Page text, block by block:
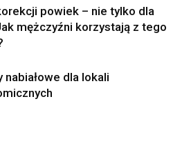
powiek – nie tylko dla
mężczyźni korzystają z tego
nabiałowe dla lokali